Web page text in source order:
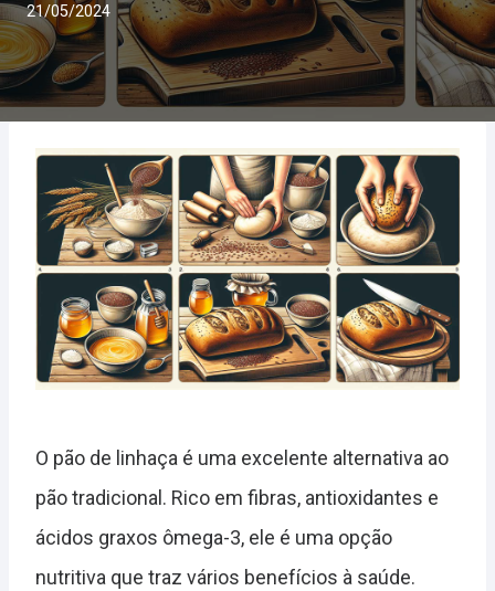
21/05/2024
O pão de linhaça é uma excelente alternativa ao
pão tradicional. Rico em fibras, antioxidantes e
ácidos graxos ômega-3, ele é uma opção
nutritiva que traz vários benefícios à saúde.